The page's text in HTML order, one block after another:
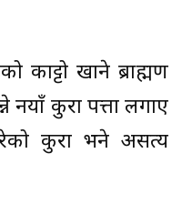
काट्टो खाने ब्राह्मण
नयाँ कुरा पत्ता लगाए
कुरा भने असत्य